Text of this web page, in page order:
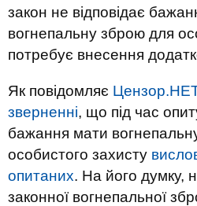
закон не відповідає
вогнепальну зброю для
потребує внесення
Як повідомляє
зверненні, що під час
бажання мати
особистого захисту
опитаних. На його думку,
законної вогнепальної